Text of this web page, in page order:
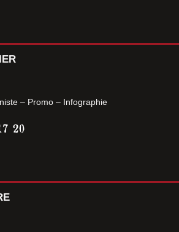
– Promo – Infographie